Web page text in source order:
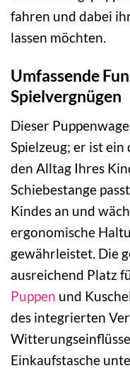
fahren und dabei
lassen möchten.
Umfassende
Spielvergnügen
Dieser
Spielzeug; er ist
den Alltag Ihres
Schiebestange
Kindes an und
ergonomische
gewährleistet. Die
ausreichend Platz
Puppen und
des integrierten
Einkaufstasche